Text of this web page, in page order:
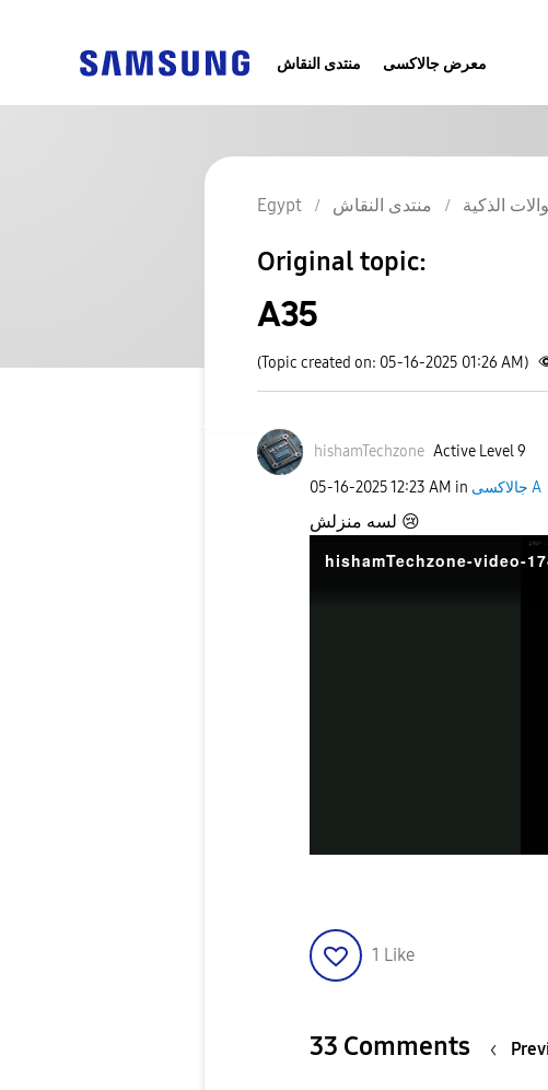
منتدى النقاش معرض جالاكسى
Egypt منتدى النقاش الذكية
Original topic:
A35
(Topic created on: 05-16-2025 01:26 AM)
hishamTechzone Active Level 9
‎05-16-202512:23 AM in جالاكسى A
😢
hishamTechzone-video-
1 Like
33 Comments